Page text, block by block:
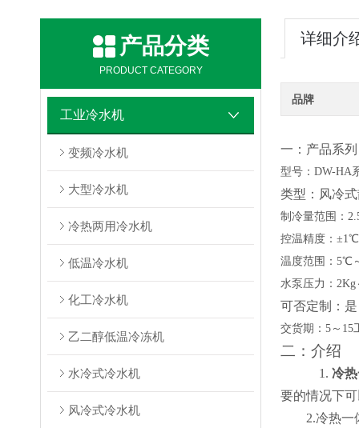
产品分类
PRODUCT CATEGORY
工业冷水机
变频冷水机
大型冷水机
冷热两用冷水机
低温冷水机
化工冷水机
乙二醇低温冷冻机
水冷式冷水机
风冷式冷水机
详细介
品牌
一：产品系列
型号： DW-HA
类型：风冷
制冷量范围：
控温精度： ±1℃
温度范围： 5℃
水泵压力： 2Kg
可否定制：是
交货期： 5～15
二：介绍
1.冷
要的情况下
2.冷热